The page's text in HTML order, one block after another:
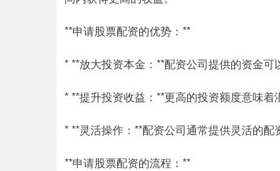
**申请股票配资的优势：**
* **放大投资本金：**配资公司提供的资金可
* **提升投资收益：**更高的投资额度意味着
* **灵活操作：**配资公司通常提供灵活的
**申请股票配资的流程：**